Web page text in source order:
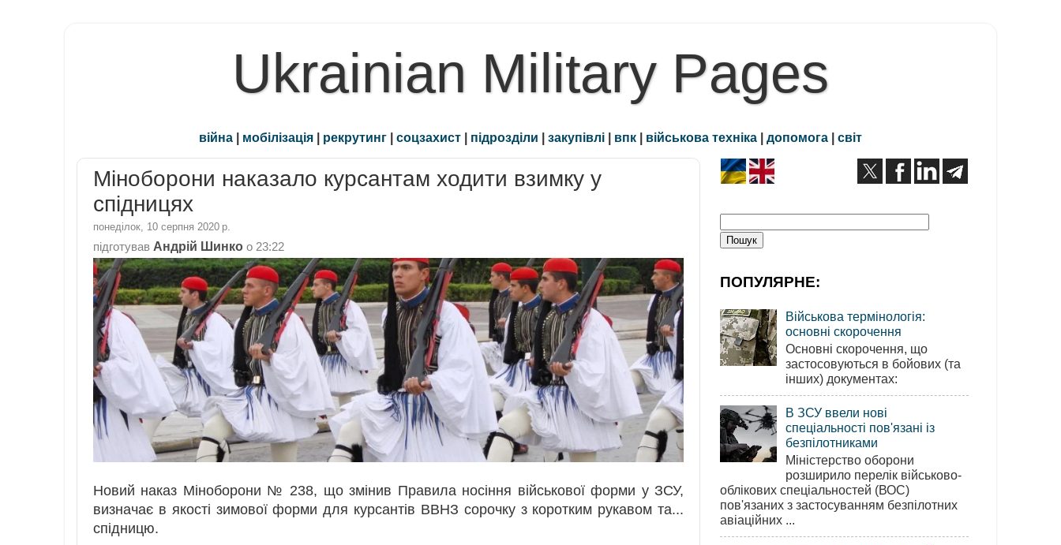
Ukrainian Military Pages
війна | мобілізація | рекрутинг | соцзахист | підрозділи | закупівлі | впк | військова техніка | допомога | світ
Міноборони наказало курсантам ходити взимку у
спідницях
понеділок, 10 серпня 2020 р.
підготував Андрій Шинко о 23:22
Новий наказ Міноборони № 238, що змінив Правила носіння військової форми у ЗСУ,
визначає в якості зимової форми для курсантів ВВНЗ сорочку з коротким рукавом та...
спідницю.
ПОПУЛЯРНЕ:
Військова термінологія:
основні скорочення
Основні скорочення, що
застосовуються в бойових (та
інших) документах:
В ЗСУ ввели нові
спеціальності пов'язані із
безпілотниками
Міністерство оборони
розширило перелік військово-
облікових спеціальностей (ВОС)
пов'язаних з застосуванням безпілотних
авіаційних ...